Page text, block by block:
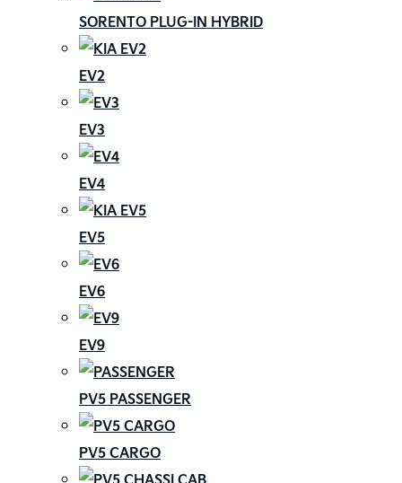
SORENTO PLUG-IN HYBRID
EV2
EV3
EV4
EV5
EV6
EV9
PV5 PASSENGER
PV5 CARGO